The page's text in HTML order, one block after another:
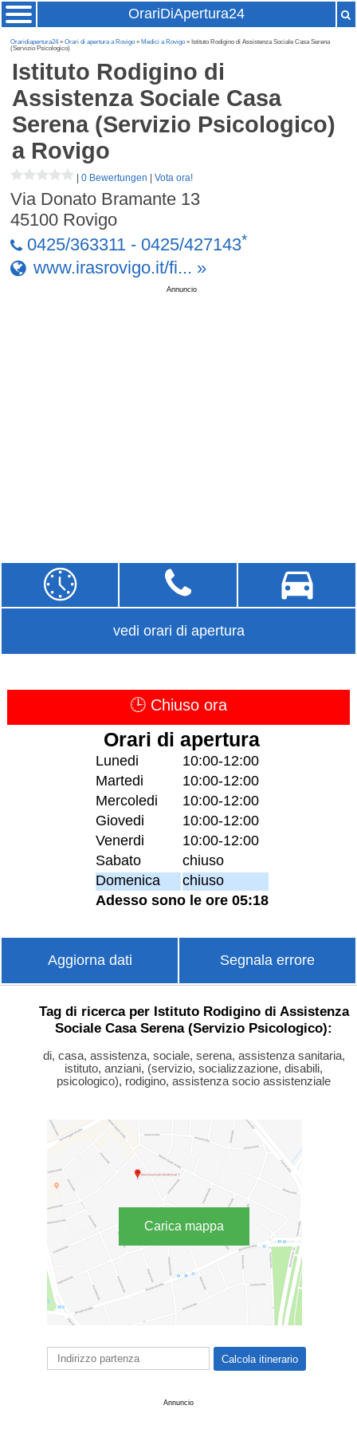
OrariDiApertura24
Oraridiapertura24»Orari di apertura a Rovigo » Medici a Rovigo » Istituto Rodigino di Assistenza Sociale Casa Serena
(Servizio Psicologico)
Istituto Rodigino di
Assistenza Sociale Casa
Serena (Servizio Psicologico)
a Rovigo
|0 Bewertungen |Vota ora!
Via Donato Bramante 13
45100 Rovigo
0425/363311 - 0425/427143*
www.irasrovigo.it/fi... »
Annuncio
vedi orari di apertura
🕒 Chiuso ora
Orari di apertura
Lunedi
10:00-12:00
Martedi
10:00-12:00
Mercoledi
10:00-12:00
Giovedi
10:00-12:00
Venerdi
10:00-12:00
Sabato
chiuso
Domenica
chiuso
Adesso sono le ore 05:18
Aggiorna dati Segnala errore
Tag di ricerca per Istituto Rodigino di Assistenza
Sociale Casa Serena (Servizio Psicologico):
di, casa, assistenza, sociale, serena, assistenza sanitaria,
istituto, anziani, (servizio, socializzazione, disabili,
psicologico), rodigino, assistenza socio assistenziale
Carica mappa
Annuncio